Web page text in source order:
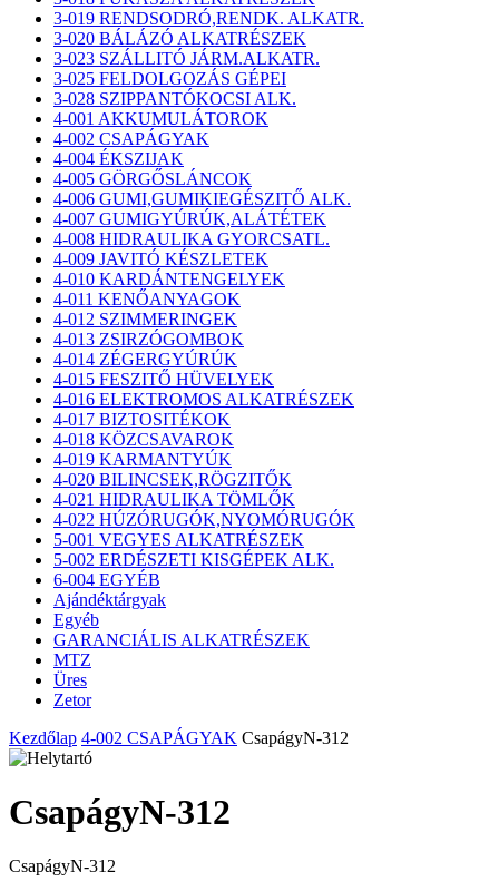
3-019 RENDSODRÓ,RENDK. ALKATR.
3-020 BÁLÁZÓ ALKATRÉSZEK
3-023 SZÁLLITÓ JÁRM.ALKATR.
3-025 FELDOLGOZÁS GÉPEI
3-028 SZIPPANTÓKOCSI ALK.
4-001 AKKUMULÁTOROK
4-002 CSAPÁGYAK
4-004 ÉKSZIJAK
4-005 GÖRGŐSLÁNCOK
4-006 GUMI,GUMIKIEGÉSZITŐ ALK.
4-007 GUMIGYÚRÚK,ALÁTÉTEK
4-008 HIDRAULIKA GYORCSATL.
4-009 JAVITÓ KÉSZLETEK
4-010 KARDÁNTENGELYEK
4-011 KENŐANYAGOK
4-012 SZIMMERINGEK
4-013 ZSIRZÓGOMBOK
4-014 ZÉGERGYÚRÚK
4-015 FESZITŐ HÜVELYEK
4-016 ELEKTROMOS ALKATRÉSZEK
4-017 BIZTOSITÉKOK
4-018 KÖZCSAVAROK
4-019 KARMANTYÚK
4-020 BILINCSEK,RÖGZITŐK
4-021 HIDRAULIKA TÖMLŐK
4-022 HÚZÓRUGÓK,NYOMÓRUGÓK
5-001 VEGYES ALKATRÉSZEK
5-002 ERDÉSZETI KISGÉPEK ALK.
6-004 EGYÉB
Ajándéktárgyak
Egyéb
GARANCIÁLIS ALKATRÉSZEK
MTZ
Üres
Zetor
Kezdőlap 4-002 CSAPÁGYAK CsapágyN-312
CsapágyN-312
CsapágyN-312